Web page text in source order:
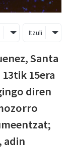
Itzuli
Santa
15era
diren
adin